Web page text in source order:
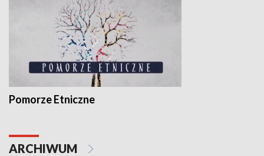
Pomorze Etniczne
ARCHIWUM